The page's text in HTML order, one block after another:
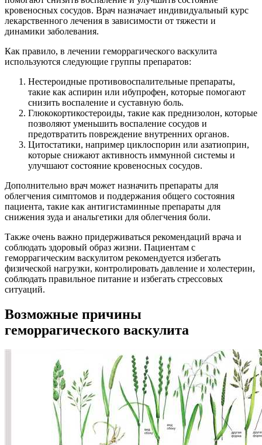
кровеносных сосудов. Врач назначает индивидуальный курс
лекарственного лечения в зависимости от тяжести и
динамики заболевания.
Как правило, в лечении геморрагического васкулита
используются следующие группы препаратов:
Нестероидные противовоспалительные препараты,
такие как аспирин или ибупрофен, которые помогают
снизить воспаление и суставную боль.
Глюкокортикостероиды, такие как преднизолон, которые
позволяют уменьшить воспаление сосудов и
предотвратить повреждение внутренних органов.
Цитостатики, например циклоспорин или азатиоприн,
которые снижают активность иммунной системы и
улучшают состояние кровеносных сосудов.
Дополнительно врач может назначить препараты для
облегчения симптомов и поддержания общего состояния
пациента, такие как антигистаминные препараты для
снижения зуда и анальгетики для облегчения боли.
Также очень важно придерживаться рекомендаций врача и
соблюдать здоровый образ жизни. Пациентам с
геморрагическим васкулитом рекомендуется избегать
физической нагрузки, контролировать давление и холестерин,
соблюдать правильное питание и избегать стрессовых
ситуаций.
Возможные причины
геморрагического васкулита